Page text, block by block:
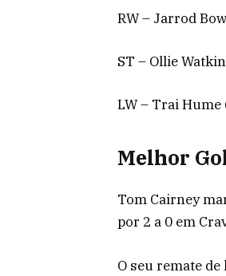
RW – Jarrod
ST – Ollie
LW – Trai
Melhor
Tom Cairney
por 2 a 0 em
O seu remate